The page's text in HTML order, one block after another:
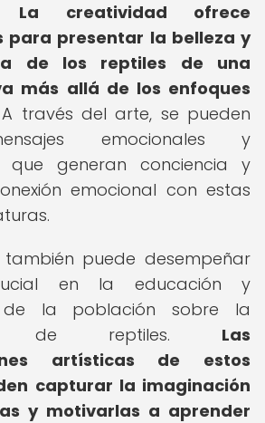
La creatividad ofrece
para presentar la belleza y
de los reptiles de una
más allá de los enfoques
A través del arte, se pueden
emocionales y
que generan conciencia y
emocional con estas
puede desempeñar
en la educación y
de la población sobre la
de reptiles. Las
artísticas de estos
capturar la imaginación
y motivarlas a aprender